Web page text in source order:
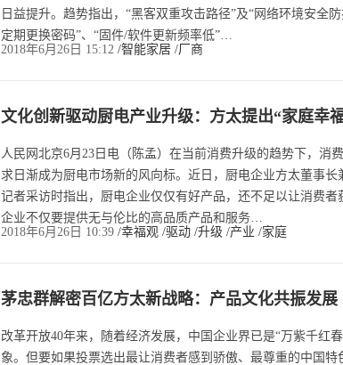
日益提升。趋势指出，“黑客双重攻击路径”及“网络环境安全
定期更换密码”、“固件/软件更新频率低”…
2018年6月26日 15:12 /智能家居 /厂商
文化创新驱动厨电产业升级：方太提出“家庭幸
人民网北京6月23日电（陈孟）在当前消费升级的趋势下，消
求日渐成为厨电市场新的风向标。近日，厨电企业方太董事长
记者采访时指出，厨电企业仅仅有好产品，还不足以让消费者
企业不仅要提供无与伦比的高品质产品和服务…
2018年6月26日 10:39 /幸福观 /驱动 /升级 /产业 /家庭
茅忠群解密百亿方太新战略：产品文化共振发展
改革开放40年来，随着经济发展，中国企业界已是“万紫千红
象。但要如果投票选出最让消费者感到骄傲、最尊重的中国特